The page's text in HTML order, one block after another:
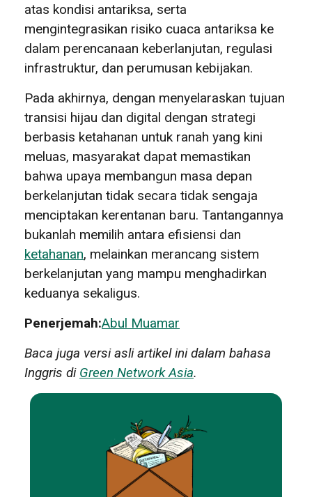
atas kondisi antariksa, serta
mengintegrasikan risiko cuaca antariksa ke
dalam perencanaan keberlanjutan, regulasi
infrastruktur, dan perumusan kebijakan.
Pada akhirnya, dengan menyelaraskan tujuan
transisi hijau dan digital dengan strategi
berbasis ketahanan untuk ranah yang kini
meluas, masyarakat dapat memastikan
bahwa upaya membangun masa depan
berkelanjutan tidak secara tidak sengaja
menciptakan kerentanan baru. Tantangannya
bukanlah memilih antara efisiensi dan
ketahanan, melainkan merancang sistem
berkelanjutan yang mampu menghadirkan
keduanya sekaligus.
Penerjemah:Abul Muamar
Baca juga versi asli artikel ini dalam bahasa
Inggris di Green Network Asia.